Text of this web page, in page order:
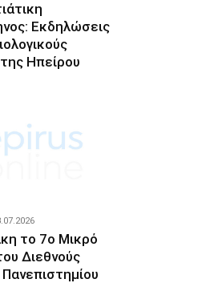
Εκδηλώσεις
Ηπείρου
το 7ο Μικρό
Διεθνούς